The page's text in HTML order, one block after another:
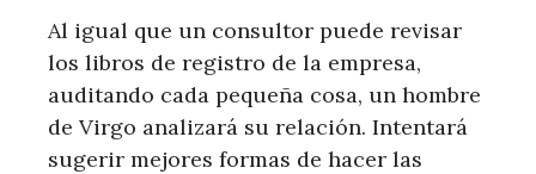
Al igual que un consultor puede revisar
los libros de registro de la empresa,
auditando cada pequeña cosa, un hombre
de Virgo analizará su relación. Intentará
sugerir mejores formas de hacer las